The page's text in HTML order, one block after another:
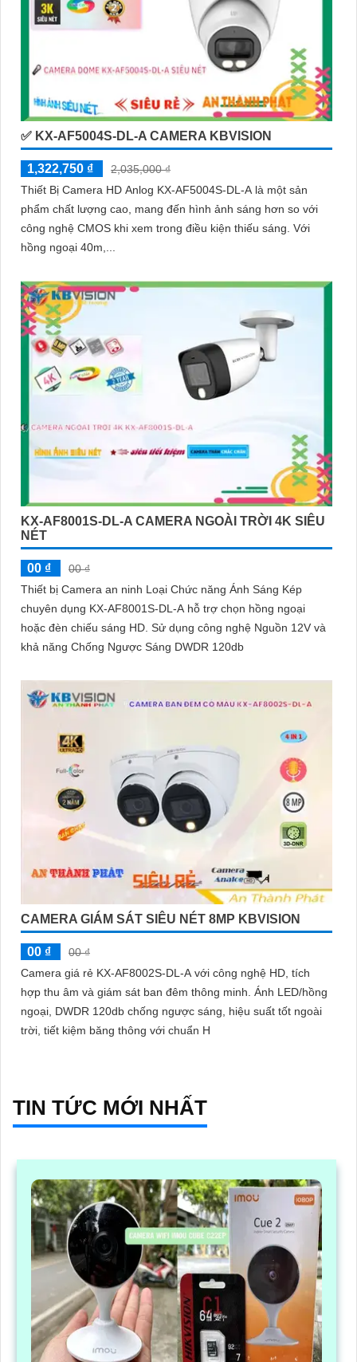
✅ KX-AF5004S-DL-A CAMERA KBVISION
1,322,750 ₫
2,035,000 ₫
Thiết Bị Camera HD Anlog KX-AF5004S-DL-A là một sản
phẩm chất lượng cao, mang đến hình ảnh sáng hơn so với
công nghệ CMOS khi xem trong điều kiện thiếu sáng. Với
hồng ngoại 40m,...
KX-AF8001S-DL-A CAMERA NGOÀI TRỜI 4K SIÊU
NÉT
00 ₫
00 ₫
Thiết bị Camera an ninh Loại Chức năng Ánh Sáng Kép
chuyên dụng KX-AF8001S-DL-A hỗ trợ chọn hồng ngoại
hoặc đèn chiếu sáng HD. Sử dụng công nghệ Nguồn 12V và
khả năng Chống Ngược Sáng DWDR 120db
CAMERA GIÁM SÁT SIÊU NÉT 8MP KBVISION
00 ₫
00 ₫
Camera giá rẻ KX-AF8002S-DL-A với công nghệ HD, tích
hợp thu âm và giám sát ban đêm thông minh. Ánh LED/hồng
ngoại, DWDR 120db chống ngược sáng, hiệu suất tốt ngoài
trời, tiết kiệm băng thông với chuẩn H
TIN TỨC MỚI NHẤT